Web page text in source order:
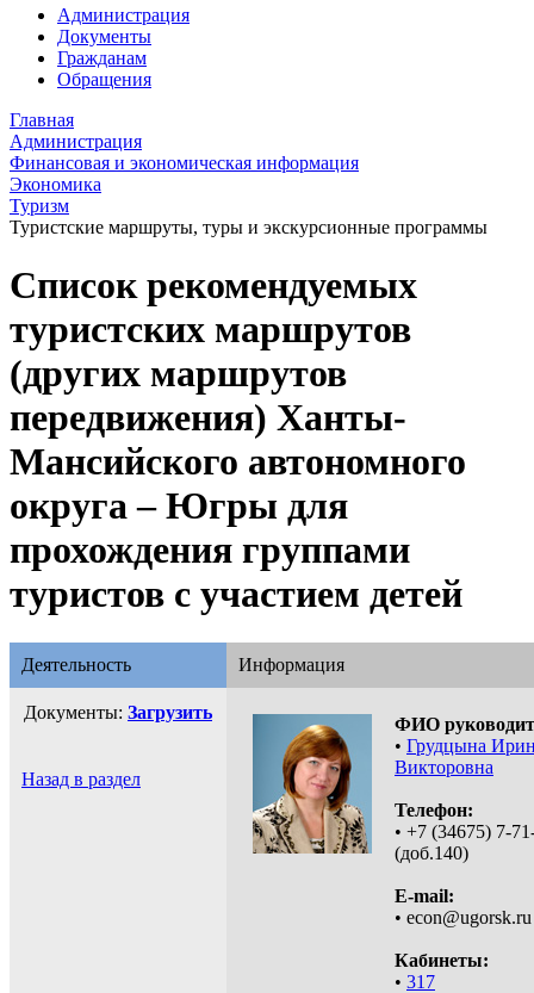
Администрация
Документы
Гражданам
Обращения
Главная
Администрация
Финансовая и экономическая информация
Экономика
Туризм
Туристские маршруты, туры и экскурсионные программы
Список рекомендуемых
туристских маршрутов
(других маршрутов
передвижения) Ханты-
Мансийского автономного
округа – Югры для
прохождения группами
туристов с участием детей
Деятельность Информация
Документы: Загрузить
Назад в раздел
ФИО
• Грудцына
Викторовна
Телефон:
• +7 (34675) 7-
(доб.140)
E-mail:
• econ@ugorsk.ru
Кабинеты:
• 317